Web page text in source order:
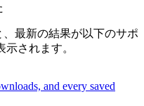
最新の結果が以下のサポ
されます。
and every saved